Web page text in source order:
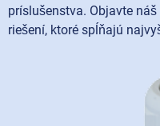
príslušenstva. Objavte
riešení, ktoré spĺňajú